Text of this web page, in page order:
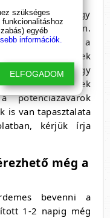
alapján egy
zavarok eretén.
melyek közül a
mindenkinek
hatóanyagokra, így
bejegyzések
is van tapasztalata
kérjük írja
még a
bevenni a
1-2 napig még
szükséges
egyéb
információk.
ELFOGADOM